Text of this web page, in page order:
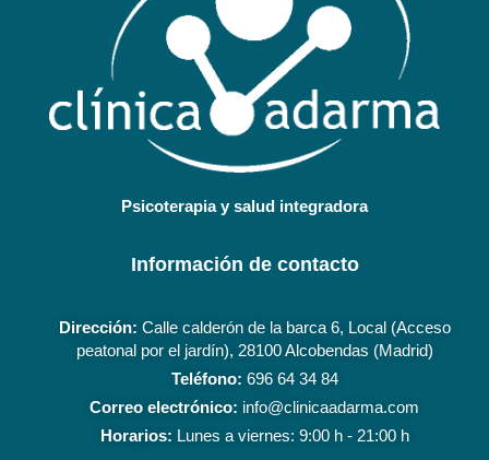
Psicoterapia y salud integradora
Información de contacto
Dirección: Calle calderón de la barca 6, Local (Acceso
peatonal por el jardín), 28100 Alcobendas (Madrid)
Teléfono: 696 64 34 84
Correo electrónico: info@clinicaadarma.com
Horarios: Lunes a viernes: 9:00 h - 21:00 h